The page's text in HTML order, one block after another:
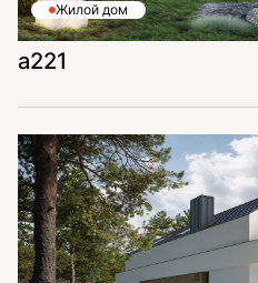
Жилой дом
a221